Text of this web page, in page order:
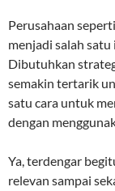
Perusahaan
menjadi salah
Dibutuhkan
semakin tertarik
satu cara untuk
dengan
Ya, terdengar
relevan sampai